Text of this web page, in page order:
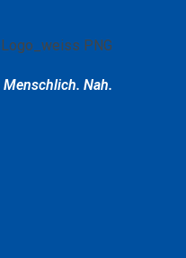
Menschlich. Nah.